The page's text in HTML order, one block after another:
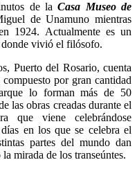
de laCasa Museo de
de Unamuno mientras
1924. Actualmente es un
donde vivió el filósofo.
Puerto del Rosario, cuenta
por gran cantidad
lo forman más de 50
las obras creadas durante el
que viene celebrándose
en los que se celebra el
partes del mundo dan
mirada de los transeúntes.